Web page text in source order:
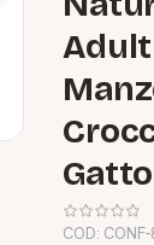
COD: